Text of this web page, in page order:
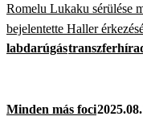
Romelu Lukaku sérülése
bejelentette Haller
labdarúgás
Minden más foci